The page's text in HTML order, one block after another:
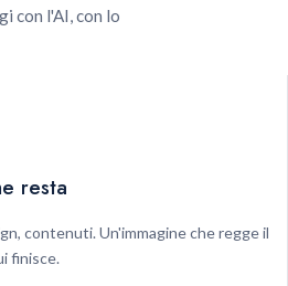
con l'AI, con lo
resta
contenuti. Un'immagine che regge il
finisce.